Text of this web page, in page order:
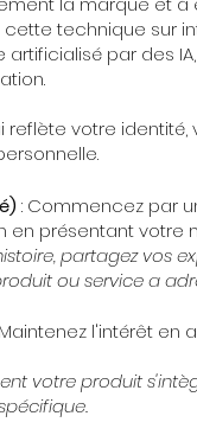
cette technique sur
artificialisé par des
reflète votre
: Commencez par
présentant votre
partagez vos
ou service a
l'intérêt en
votre produit